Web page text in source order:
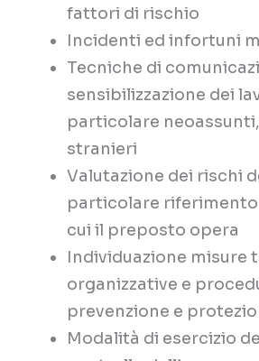
fattori di rischio
Incidenti ed infortuni
Tecniche di
sensibilizzazione dei
particolare
stranieri
Valutazione dei rischi
particolare
cui il preposto opera
Individuazione misure
organizzative e
prevenzione e
Modalità di esercizio